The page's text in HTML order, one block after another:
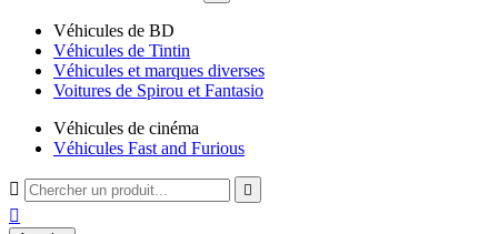
Véhicules de BD
Véhicules de Tintin
Véhicules et marques diverses
Voitures de Spirou et Fantasio
Véhicules de cinéma
Véhicules Fast and Furious
 
